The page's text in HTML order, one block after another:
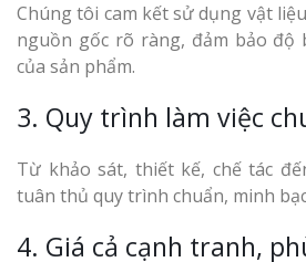
Chúng tôi cam kết sử dụng vật
nguồn gốc rõ ràng, đảm bảo độ
của sản phẩm.
3. Quy trình làm việc
Từ khảo sát, thiết kế, chế tác
tuân thủ quy trình chuẩn, minh
4. Giá cả cạnh tranh,